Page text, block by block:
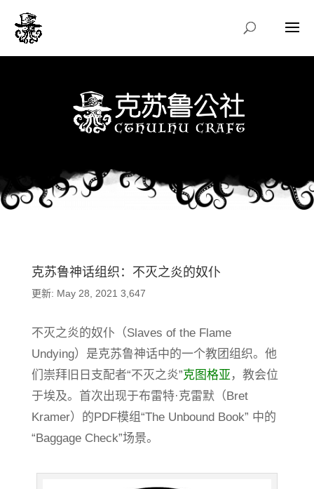
克苏鲁神话组织：不灭之炎的奴仆
更新: May 28, 2021 3,647
不灭之炎的奴仆（Slaves of the Flame
Undying）是克苏鲁神话中的一个教团组织。他
们崇拜旧日支配者“不灭之炎”克图格亚 ，教会位
于埃及。首次出现于布雷特·克雷默（Bret
Kramer）的PDF模组“The Unbound Book” 中的
“Baggage Check”场景。